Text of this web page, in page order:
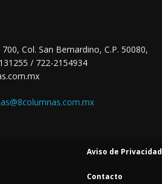
Col. San Bernardino, C.P. 50080,
/ 722-2154934
Aviso de Privacidad
Contacto